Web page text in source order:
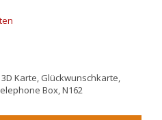
Karte, Glückwunschkarte,
Box, N162